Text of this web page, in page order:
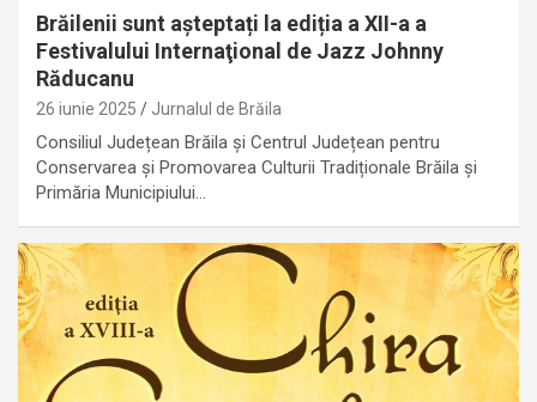
Brăilenii sunt așteptați la ediția a XII-a a
Festivalului Internaţional de Jazz Johnny
Răducanu
26 iunie 2025 Jurnalul de Brăila
Consiliul Județean Brăila și Centrul Județean pentru
Conservarea și Promovarea Culturii Tradiționale Brăila și
Primăria Municipiului…